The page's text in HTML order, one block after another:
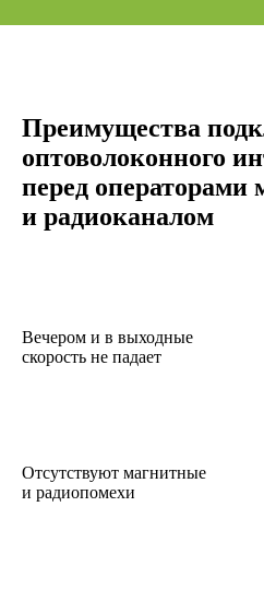
Преимущества
оптоволоконного
перед операторами
и радиоканалом
Вечером и в выходные
скорость не падает
Отсутствуют магнитные
и радиопомехи